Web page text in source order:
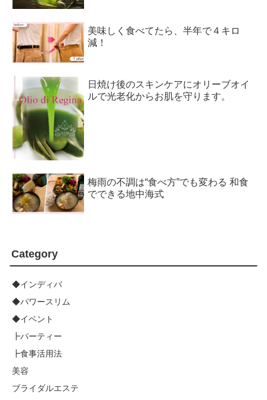
美味しく食べてたら、半年で４キロ
減！
日焼け後のスキンケアにオリーブオイ
ルで光老化からお肌を守ります。
梅雨の不調は“食べ方”でも変わる 和食
でできる地中海式
Category
◆インディバ
◆パワースリム
◆イベント
┣パーティー
┣食事活用法
美容
ブライダルエステ